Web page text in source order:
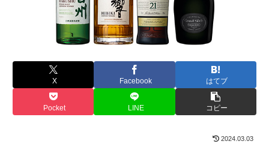
X Facebook はてブ
Pocket LINE コピー
2024.03.03